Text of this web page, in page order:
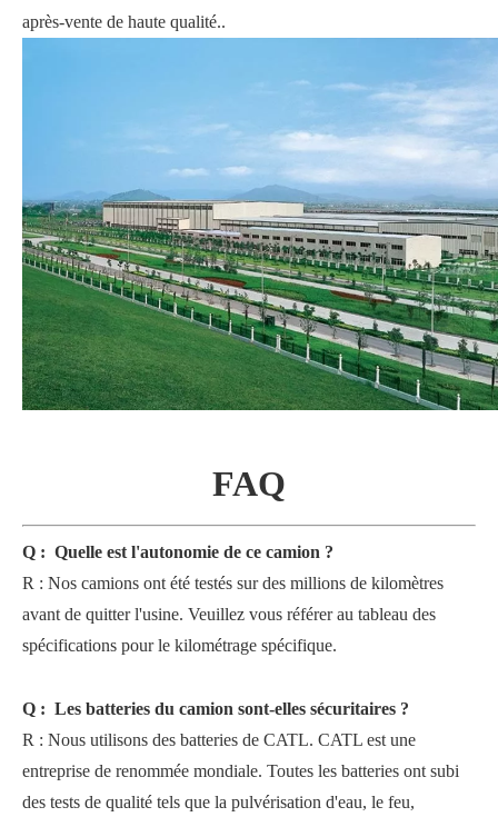
après-vente de haute qualité..
FAQ
Q : Quelle est l'autonomie de ce camion ?
R : Nos camions ont été testés sur des millions de kilomètres
avant de quitter l'usine. Veuillez vous référer au tableau des
spécifications pour le kilométrage spécifique.
Q : Les batteries du camion sont-elles sécuritaires ?
R : Nous utilisons des batteries de CATL. CATL est une
entreprise de renommée mondiale. Toutes les batteries ont subi
des tests de qualité tels que la pulvérisation d'eau, le feu,